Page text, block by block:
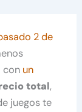
2 de
con un
total,
juegos te